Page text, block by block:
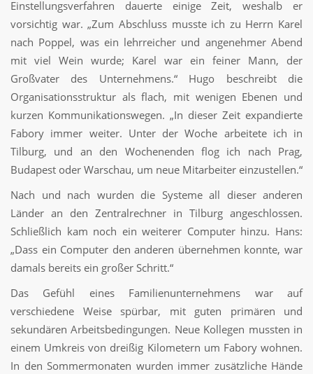
Einstellungsverfahren dauerte einige Zeit, weshalb er
vorsichtig war. „Zum Abschluss musste ich zu Herrn Karel
nach Poppel, was ein lehrreicher und angenehmer Abend
mit viel Wein wurde; Karel war ein feiner Mann, der
Großvater des Unternehmens.“ Hugo beschreibt die
Organisationsstruktur als flach, mit wenigen Ebenen und
kurzen Kommunikationswegen. „In dieser Zeit expandierte
Fabory immer weiter. Unter der Woche arbeitete ich in
Tilburg, und an den Wochenenden flog ich nach Prag,
Budapest oder Warschau, um neue Mitarbeiter einzustellen.“
Nach und nach wurden die Systeme all dieser anderen
Länder an den Zentralrechner in Tilburg angeschlossen.
Schließlich kam noch ein weiterer Computer hinzu. Hans:
„Dass ein Computer den anderen übernehmen konnte, war
damals bereits ein großer Schritt.“
Das Gefühl eines Familienunternehmens war auf
verschiedene Weise spürbar, mit guten primären und
sekundären Arbeitsbedingungen. Neue Kollegen mussten in
einem Umkreis von dreißig Kilometern um Fabory wohnen.
In den Sommermonaten wurden immer zusätzliche Hände